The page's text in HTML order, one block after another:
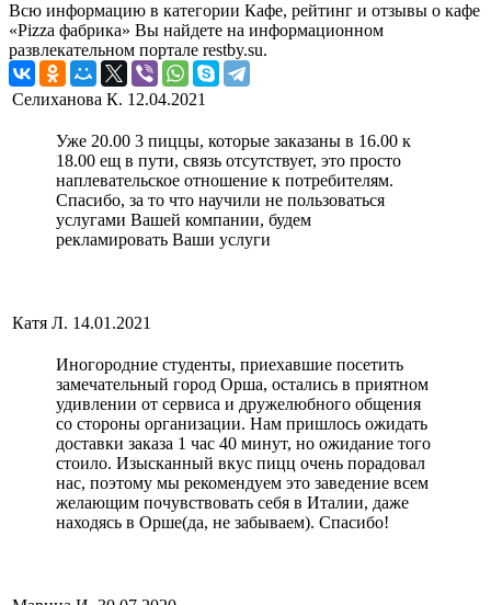
Всю информацию в категории Кафе, рейтинг и отзывы о кафе
«Pizza фабрика» Вы найдете на информационном
развлекательном портале restby.su.
Селиханова К. 12.04.2021
Уже 20.00 3 пиццы, которые заказаны в 16.00 к
18.00 ещ в пути, связь отсутствует, это просто
наплевательское отношение к потребителям.
Спасибо, за то что научили не пользоваться
услугами Вашей компании, будем
рекламировать Ваши услуги
Катя Л. 14.01.2021
Иногородние студенты, приехавшие посетить
замечательный город Орша, остались в приятном
удивлении от сервиса и дружелюбного общения
со стороны организации. Нам пришлось ожидать
доставки заказа 1 час 40 минут, но ожидание того
стоило. Изысканный вкус пицц очень порадовал
нас, поэтому мы рекомендуем это заведение всем
желающим почувствовать себя в Италии, даже
находясь в Орше(да, не забываем). Спасибо!